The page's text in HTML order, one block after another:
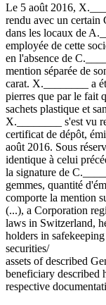
Le 5 août 2016,
rendu avec un certain
dans les locaux de
employée de cette
en l'absence de
mention séparée de
carat. X.________ a
pierres que par le fait
sachets plastique et
X.________ s'est vu
certificat de dépôt,
août 2016. Sous
identique à celui
la signature de
gemmes, quantité
comporte la mention
(...), a Corporation
laws in Switzerland,
holders in
securities/
assets of described
beneficiary described
respective